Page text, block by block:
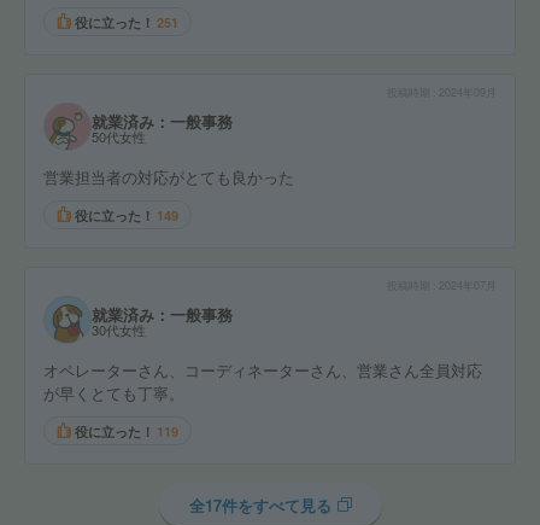
役に立った！ 251
2024年09月
就業済み：一般事務
50代女性
営業担当者の対応がとても良かった
役に立った！ 149
2024年07月
就業済み：一般事務
30代女性
オペレーターさん、コーディネーターさん、営業さん全員対応
が早くとても丁寧。
役に立った！ 119
全17件をすべて見る